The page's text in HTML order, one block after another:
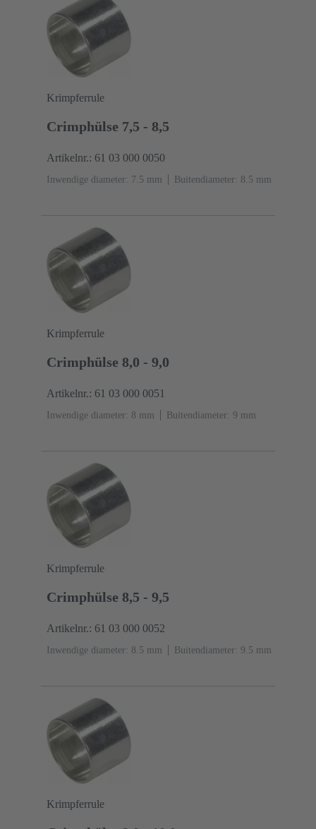
Krimpferrule
Crimphülse 7,5 - 8,5
Artikelnr.: 61 03 000 0050
Inwendige diameter: 7.5 mm Buitendiameter: ‌8.5 mm
Krimpferrule
Crimphülse 8,0 - 9,0
Artikelnr.: 61 03 000 0051
Inwendige diameter: 8 mm Buitendiameter: ‌9 mm
Krimpferrule
Crimphülse 8,5 - 9,5
Artikelnr.: 61 03 000 0052
Inwendige diameter: 8.5 mm Buitendiameter: ‌9.5 mm
Krimpferrule